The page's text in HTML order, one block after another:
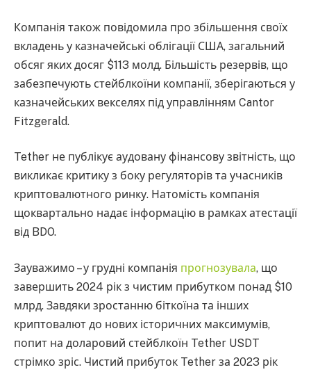
Компанія також повідомила про збільшення своїх
вкладень у казначейські облігації США, загальний
обсяг яких досяг $113 молд. Більшість резервів, що
забезпечують стейблкоїни компанії, зберігаються у
казначейських векселях під управлінням Cantor
Fitzgerald.
Tether не публікує аудовану фінансову звітність, що
викликає критику з боку регуляторів та учасників
криптовалютного ринку. Натомість компанія
щоквартально надає інформацію в рамках атестації
від BDO.
Зауважимо – у грудні компанія прогнозувала, що
завершить 2024 рік з чистим прибутком понад $10
млрд. Завдяки зростанню біткоїна та інших
криптовалют до нових історичних максимумів,
попит на доларовий стейблкоїн Tether USDT
стрімко зріс. Чистий прибуток Tether за 2023 рік